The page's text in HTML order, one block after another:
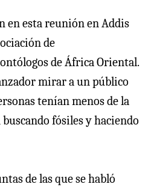
en esta reunión en Addis
de
de África Oriental.
mirar a un público
tenían menos de la
fósiles y haciendo
de las que se habló